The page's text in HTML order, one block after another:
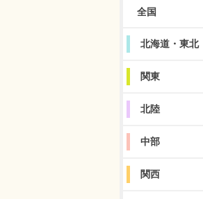
全国
北海道・東北
関東
北陸
中部
関西